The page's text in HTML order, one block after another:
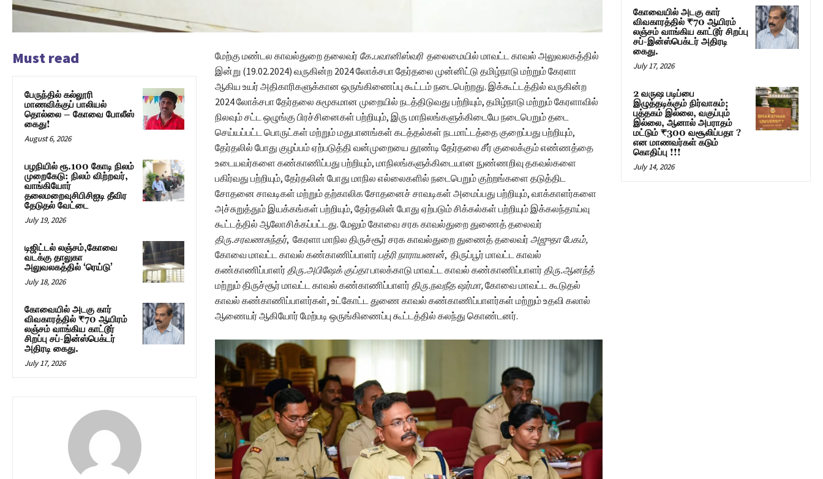
Must read
பேருந்தில் கல்லூரி
மாணவிக்குப் பாலியல்
தொல்லை – கோவை போலீஸ்
கைது!
August 6, 2026
பழநியில் ரூ.100 கோடி நிலம்
முறைகேடு: நிலம் விற்றவர்,
வாங்கியோர்
தலைமறைவுசிபிசிஐடி தீவிர
தேடுதல் வேட்டை
July 19, 2026
டிஜிட்டல் லஞ்சம்,கோவை
வடக்கு தாலுகா
அலுவலகத்தில் ‘ரெய்டு’
July 18, 2026
கோவையில் அடகு கார்
விவகாரத்தில் ₹70 ஆயிரம்
லஞ்சம் வாங்கிய காட்டூர்
சிறப்பு சப்-இன்ஸ்பெக்டர்
அதிரடி கைது.
July 17, 2026
மேற்கு மண்டல காவல்துறை தலைவர் கே.பவானிஸ்வரி தலைமையில் மாவட்ட காவல் அலுவலகத்தில்
இன்று (19.02.2024) வருகின்ற 2024 லோக்சபா தேர்தலை முன்னிட்டு தமிழ்நாடு மற்றும் கேரளா
ஆகிய உயர் அதிகாரிகளுக்கான ஒருங்கிணைப்பு கூட்டம் நடைபெற்றது. இக்கூட்டத்தில் வருகின்ற
2024 லோக்சபா தேர்தலை சுமூகமான முறையில் நடத்திடுவது பற்றியும், தமிழ்நாடு மற்றும் கேரளாவில்
நிலவும் சட்ட ஒழுங்கு பிரச்சினைகள் பற்றியும், இரு மாநிலங்களுக்கிடையே நடைபெறும் தடை
செய்யப்பட்ட பொருட்கள் மற்றும் மதுபானங்கள் கடத்தல்கள் நடமாட்டத்தை குறைப்பது பற்றியும்,
தேர்தலில் போது குழப்பம் ஏற்படுத்தி வன்முறையை தூண்டி தேர்தலை சீர் குலைக்கும் எண்ணத்தை
உடையவர்களை கண்காணிப்பது பற்றியும், மாநிலங்களுக்கிடையான நுண்ணறிவு தகவல்களை
பகிர்வது பற்றியும், தேர்தலின் போது மாநில எல்லைகளில் நடைபெறும் குற்றங்களை தடுத்திட
சோதனை சாவடிகள் மற்றும் தற்காலிக சோதனைச் சாவடிகள் அமைப்பது பற்றியும், வாக்காளர்களை
அச்சுறுத்தும் இயக்கங்கள் பற்றியும், தேர்தலின் போது ஏற்படும் சிக்கல்கள் பற்றியும் இக்கலந்தாய்வு
கூட்டத்தில் ஆலோசிக்கப்பட்டது. மேலும் கோவை சரக காவல்துறை துணைத் தலைவர்
திரு.சரவணசுந்தர், கேரளா மாநில திருச்சூர் சரக காவல்துறை துணைத் தலைவர்அஜுதா பேகம்,
கோவை மாவட்ட காவல் கண்காணிப்பாளர்பத்ரி நாராயணன், திருப்பூர் மாவட்ட காவல்
கண்காணிப்பாளர்திரு.அபிஷேக் குப்தாபாலக்காடு மாவட்ட காவல் கண்காணிப்பாளர்திரு.ஆனந்த்
மற்றும் திருச்சூர் மாவட்ட காவல் கண்காணிப்பாளர்திரு.நவநீத ஷர்மா,கோவை மாவட்ட கூடுதல்
காவல் கண்காணிப்பாளர்கள், உட்கோட்ட துணை காவல் கண்காணிப்பாளர்கள் மற்றும் உதவி கலால்
ஆணையர் ஆகியோர் மேற்படி ஒருங்கிணைப்பு கூட்டத்தில் கலந்து கொண்டனர்.
கோவையில் அடகு கார்
விவகாரத்தில் ₹70 ஆயிரம்
லஞ்சம் வாங்கிய காட்டூர் சிறப்பு
சப்-இன்ஸ்பெக்டர் அதிரடி
கைது.
July 17, 2026
2 வருஷ படிப்பை
இழுத்தடிக்கும் நிர்வாகம்;
புத்தகம் இல்லை, வகுப்பும்
இல்லை, ஆனால் அபராதம்
மட்டும் ₹300 வசூலிப்பதா ?
என மாணவர்கள் கடும்
கொதிப்பு !!!
July 14, 2026